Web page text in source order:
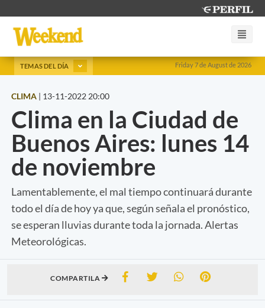
Friday 7 de August de 2026
TEMAS DEL DÍA
CLIMA | 13-11-2022 20:00
Clima en la Ciudad de
Buenos Aires: lunes 14
de noviembre
Lamentablemente, el mal tiempo continuará durante
todo el día de hoy ya que, según señala el pronóstico,
se esperan lluvias durante toda la jornada. Alertas
Meteorológicas.
COMPARTILA